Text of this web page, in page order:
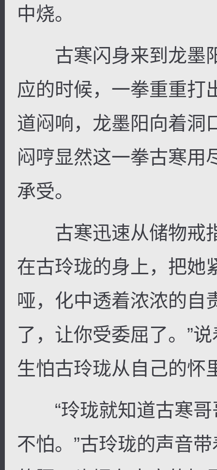
中烧。
古寒闪身来到龙墨
应的时候，一拳重重打
道闷响，龙墨阳向着洞
闷哼显然这一拳古寒用
承受。
古寒迅速从储物戒
在古玲珑的身上，把她
哑，化中透着浓浓的自
了，让你受委屈了。”
生怕古玲珑从自己的怀
“玲珑就知道古寒哥
不怕。”古玲珑的声音